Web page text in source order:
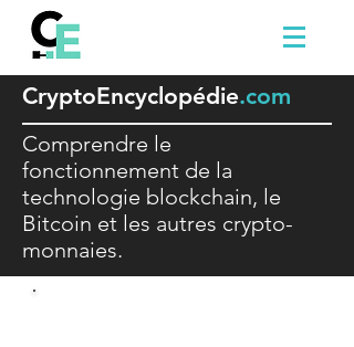
CryptoEncyclopédie.com
Comprendre le
fonctionnement de la
technologie blockchain, le
Bitcoin et les autres crypto-
monnaies.